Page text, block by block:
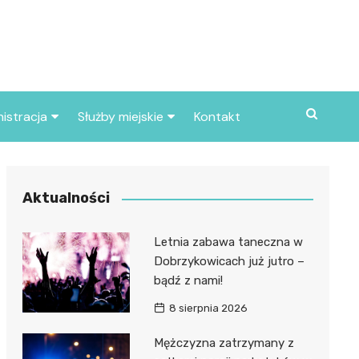
miasta
Służby miejskie
Policja
Kontakt
Aktualności
Letnia zabawa taneczna w
Dobrzykowicach już jutro –
bądź z nami!
8 sierpnia 2026
Mężczyzna zatrzymany z